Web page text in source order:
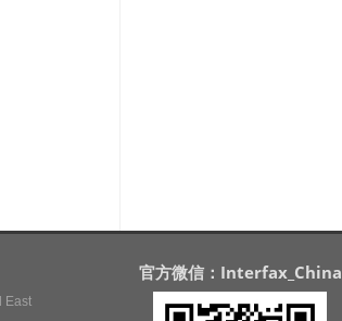
East
官方微信：Interfax_China